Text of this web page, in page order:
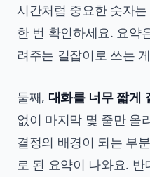
시간처럼 중요한 숫자
한 번 확인하세요. 요약
려주는 길잡이로 쓰는
둘째, 대화를 너무 짧게
없이 마지막 몇 줄만 올
결정의 배경이 되는 부
로 된 요약이 나와요.